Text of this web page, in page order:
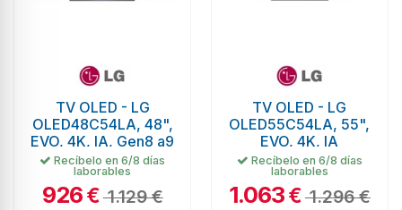
TV OLED - LG
OLED48C54LA, 48",
EVO, 4K, IA, Gen8 a9
Recíbelo en 6/8 días
laborables
926€1.129 €
TV OLED - LG
OLED55C54LA, 55",
EVO, 4K, IA
Recíbelo en 6/8 días
laborables
1.063€1.296 €